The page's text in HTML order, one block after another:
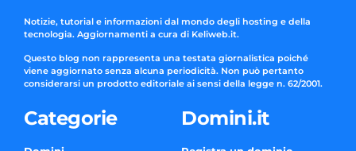
Notizie, tutorial e informazioni dal mondo degli hosting e della
tecnologia. Aggiornamenti a cura di Keliweb.it.
Questo blog non rappresenta una testata giornalistica poiché
viene aggiornato senza alcuna periodicità. Non può pertanto
considerarsi un prodotto editoriale ai sensi della legge n. 62/2001.
Categorie Domini.it